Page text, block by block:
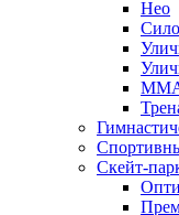
Нео
Скейт-